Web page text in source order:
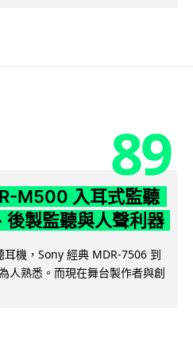
89
M500 入耳式監聽
後製監聽與人聲利器
機，Sony 經典 MDR-7506 到
人熟悉。而現在舞台製作者與創